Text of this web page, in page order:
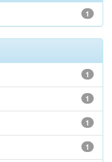
1
1
1
1
1